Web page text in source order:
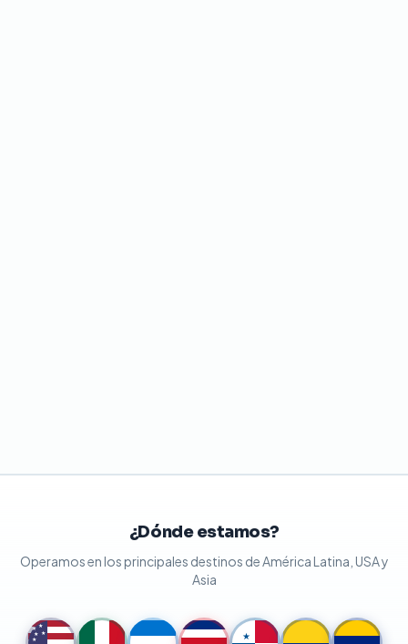
¿Dónde estamos?
Operamos en los principales destinos de América Latina, USA y
Asia
★ ★
★ ★
★
★